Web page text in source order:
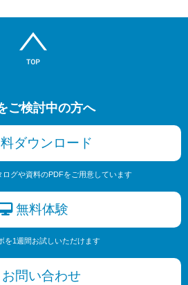
ご検討中の方へ
ダウンロード
ログや資料のPDFをご用意しています
無料体験
を1週間お試しいただけます
お問い合わせ